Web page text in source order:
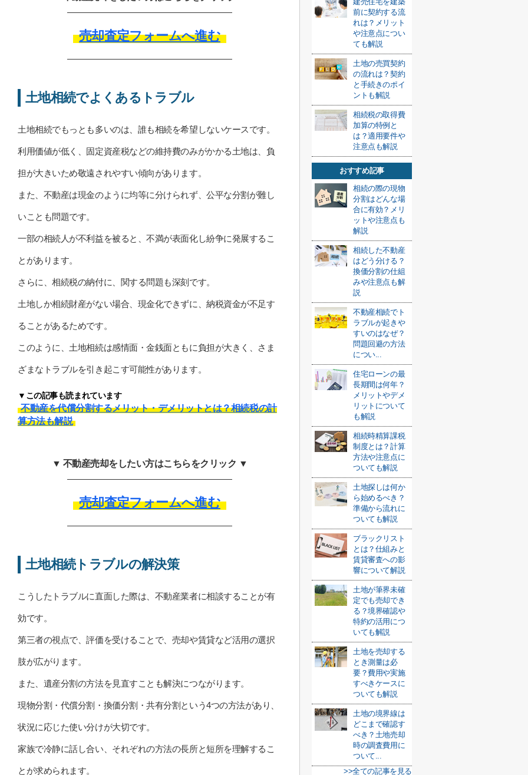
売却査定フォームへ進む
土地相続でよくあるトラブル
土地相続でもっとも多いのは、誰も相続を希望しないケースです。
利用価値が低く、固定資産税などの維持費のみがかかる土地は、負
担が大きいため敬遠されやすい傾向があります。
また、不動産は現金のように均等に分けられず、公平な分割が難し
いことも問題です。
一部の相続人が不利益を被ると、不満が表面化し紛争に発展するこ
とがあります。
さらに、相続税の納付に、関する問題も深刻です。
土地しか相続財産がない場合、現金化できずに、納税資金が不足す
ることがあるためです。
このように、土地相続は感情面・金銭面ともに負担が大きく、さま
ざまなトラブルを引き起こす可能性があります。
▼この記事も読まれています
不動産を代償分割するメリット・デメリットとは？相続税の計
算方法も解説
▼ 不動産売却をしたい方はこちらをクリック ▼
売却査定フォームへ進む
土地相続トラブルの解決策
こうしたトラブルに直面した際は、不動産業者に相談することが有
効です。
第三者の視点で、評価を受けることで、売却や賃貸など活用の選択
肢が広がります。
また、遺産分割の方法を見直すことも解決につながります。
現物分割・代償分割・換価分割・共有分割という4つの方法があり、
状況に応じた使い分けが大切です。
家族で冷静に話し合い、それぞれの方法の長所と短所を理解するこ
とが求められます。
前に契約する流
れは？メリット
や注意点につい
ても解説
土地の売買契約
の流れは？契約
と手続きのポイ
ントも解説
相続税の取得費
加算の特例と
は？適用要件や
注意点も解説
おすすめ記事
相続の際の現物
分割はどんな場
合に有効？メリ
ットや注意点も
解説
相続した不動産
はどう分ける？
換価分割の仕組
みや注意点も解
説
不動産相続でト
ラブルが起きや
すいのはなぜ？
問題回避の方法
につい...
住宅ローンの最
長期間は何年？
メリットやデメ
リットについて
も解説
相続時精算課税
制度とは？計算
方法や注意点に
ついても解説
土地探しは何か
ら始めるべき？
準備から流れに
ついても解説
ブラックリスト
とは？仕組みと
賃貸審査への影
響について解説
土地が筆界未確
定でも売却でき
る？境界確認や
特約の活用につ
いても解説
土地を売却する
とき測量は必
要？費用や実施
すべきケースに
ついても解説
土地の境界線は
どこまで確認す
べき？土地売却
時の調査費用に
ついて...
>>全ての記事を見る